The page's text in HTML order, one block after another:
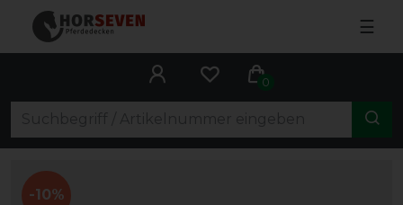
☰
0
-10%